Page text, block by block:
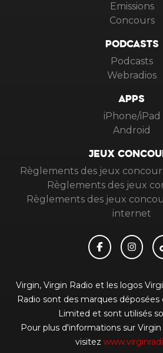
Emissions
Concours
PODCASTS
Podcasts
Webradios
APPS
iPhone/iPad
Android
JEUX
Règlements des jeux
Règlements des jeux
Règlements des jeux
internet
Virgin, Virgin Radio et les logos
Radio sont des marques
Limited et sont utilisés
Pour plus d'informations sur
visitez